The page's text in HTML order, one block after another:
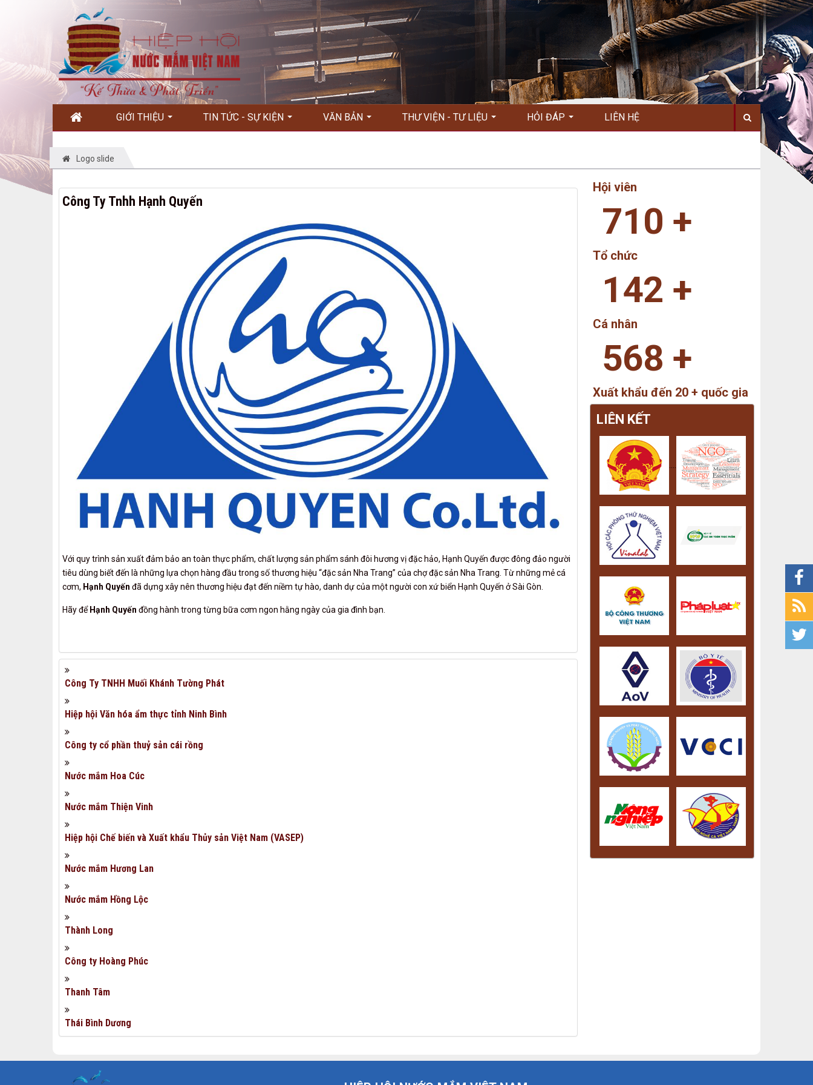
GIỚI THIỆU TIN TỨC - SỰ KIỆN VĂN BẢN THƯ VIỆN - TƯ LIỆU HỎI ĐÁP LIÊN HỆ
Logo slide
Công Ty Tnhh Hạnh Quyến
Với quy trình sản xuất đảm bảo an toàn thực phẩm, chất lượng sản phẩm sánh đôi hương vị đặc hảo, Hạnh Quyến được đông đảo người
tiêu dùng biết đến là những lựa chọn hàng đầu trong số thương hiệu “đặc sản Nha Trang” của chợ đặc sản Nha Trang. Từ những mẻ cá
cơm, Hạnh Quyến đã dựng xây nên thương hiệu đạt đến niềm tự hào, danh dự của một người con xứ biển Hạnh Quyến ở Sài Gòn.
Hãy để Hạnh Quyến đồng hành trong từng bữa cơm ngon hằng ngày của gia đình bạn.
Công Ty TNHH Muối Khánh Tường Phát
Hiệp hội Văn hóa ẩm thực tỉnh Ninh Bình
Công ty cổ phần thuỷ sản cái rồng
Nước mắm Hoa Cúc
Nước mắm Thiện Vinh
Hiệp hội Chế biến và Xuất khẩu Thủy sản Việt Nam (VASEP)
Nước mắm Hương Lan
Nước mắm Hồng Lộc
Thành Long
Công ty Hoàng Phúc
Thanh Tâm
Thái Bình Dương
Hội viên
710 +
Tổ chức
142 +
Cá nhân
568 +
Xuất khẩu đến 20 + quốc gia
LIÊN KẾT